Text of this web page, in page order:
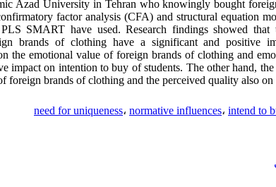
Azad University in Tehran who knowingly bought
factor analysis (CFA) and structural equation
SMART have used. Research findings showed that
brands of clothing have a significant and positive
the emotional value of foreign brands of clothing and
impact on intention to buy of students. The other hand,
foreign brands of clothing and the perceived quality also
need for uniqueness، normative influences، intend to